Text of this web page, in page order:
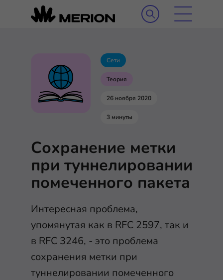
Сети
Теория
26 ноября 2020
3 минуты
Сохранение метки
при туннелировании
помеченного пакета
Интересная проблема,
упомянутая как в RFC 2597, так и
в RFC 3246, - это проблема
сохранения метки при
туннелировании помеченного